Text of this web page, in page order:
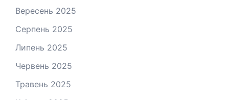
Вересень 2025
Серпень 2025
Липень 2025
Червень 2025
Травень 2025